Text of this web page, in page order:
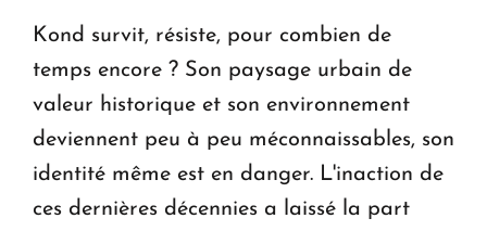
Kond survit, résiste, pour combien de
temps encore ? Son paysage urbain de
valeur historique et son environnement
deviennent peu à peu méconnaissables, son
identité même est en danger. L'inaction de
ces dernières décennies a laissé la part